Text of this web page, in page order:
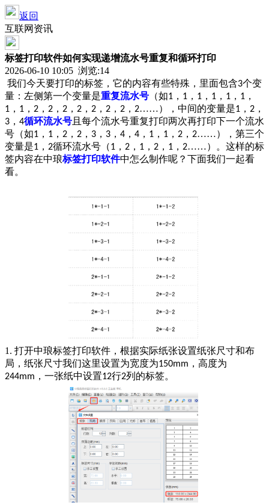
返回
互联网资讯
标签打印软件如何实现递增流水号重复和循环打印
2026-06-10 10:05 浏览:14
我们今天要打印的标签，它的内容有些特殊，里面包含3个变
量：左侧第一个变量是重复流水号 （如1 ， 1 ， 1 ， 1 ， 1 ， 1 ，
1 ， 1 ， 2 ， 2 ， 2 ， 2 ， 2 ， 2 ， 2 ， 2……），中间的变量是1 ， 2 ，
3 ， 4循环流水号 且每个流水号重复打印两次再打印下一个流水
号（如1 ， 1 ， 2 ， 2 ， 3 ， 3 ， 4 ， 4 ， 1 ， 1 ， 2 ， 2……），第三个
变量是1 ， 2循环流水号（1 ， 2 ， 1 ， 2 ， 1 ， 2……）。这样的标
签内容在中琅标签打印软件中怎么制作呢？下面我们一起看
看。
1. 打开中琅标签打印软件，根据实际纸张设置纸张尺寸和布
局，纸张尺寸我们这里设置为宽度为150mm ，高度为
244mm ，一张纸中设置12行2列的标签。